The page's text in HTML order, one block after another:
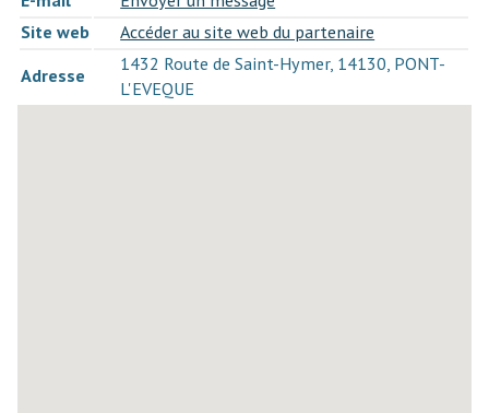
Site web
Accéder au site web du partenaire
Adresse
1432 Route de Saint-Hymer, 14130, PONT-
L'EVEQUE